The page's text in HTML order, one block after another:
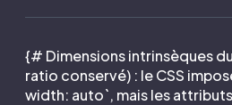
{# Dimensions intrinsèques
ratio conservé) : le CSS
width: auto`, mais les